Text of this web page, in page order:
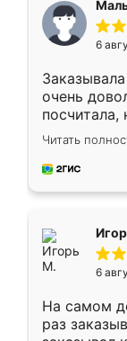
6
очень
посчитала,
Замерщик
делу со
за день,
Читать
6
На самом
раз